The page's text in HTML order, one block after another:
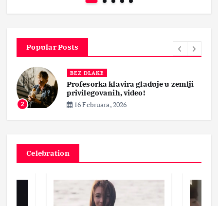
Popular Posts
2
BEZ DLAKE
Profesorka klavira gladuje u zemlji
privilegovanih, video!
16 Februara, 2026
Celebration